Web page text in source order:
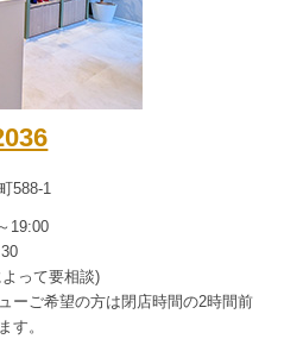
588-1
19:00
って要相談)
ーご希望の方は閉店時間の2時間前
す。